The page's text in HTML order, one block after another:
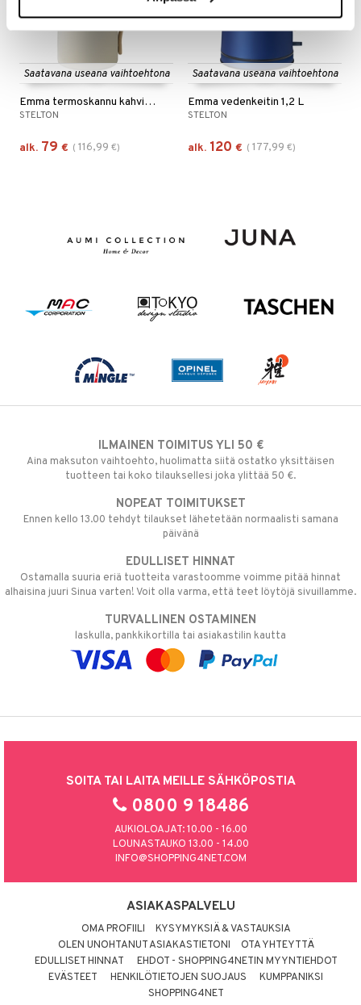
Saatavana useana vaihtoehtona
Emma termoskannu kahvi 1,2L
STELTON
alk. 79 € ( 116,99 €)
Saatavana useana vaihtoehtona
Emma vedenkeitin 1,2 L
STELTON
alk. 120 € ( 177,99 €)
ILMAINEN TOIMITUS YLI 50 €
Aina maksuton vaihtoehto, huolimatta siitä ostatko yksittäisen
tuotteen tai koko tilauksellesi joka ylittää 50 €.
NOPEAT TOIMITUKSET
Ennen kello 13.00 tehdyt tilaukset lähetetään normaalisti samana
päivänä
EDULLISET HINNAT
Ostamalla suuria eriä tuotteita varastoomme voimme pitää hinnat
alhaisina juuri Sinua varten! Voit olla varma, että teet löytöjä sivuillamme.
TURVALLINEN OSTAMINEN
laskulla, pankkikortilla tai asiakastilin kautta
SOITA TAI LAITA MEILLE SÄHKÖPOSTIA
0800 9 18486
AUKIOLOAJAT: 10.00 - 16.00
LOUNASTAUKO 13.00 - 14.00
INFO@SHOPPING4NET.COM
ASIAKASPALVELU
OMA PROFIILI
KYSYMYKSIÄ & VASTAUKSIA
OLEN UNOHTANUT ASIAKASTIETONI
OTA YHTEYTTÄ
EDULLISET HINNAT
EHDOT - SHOPPING4NETIN MYYNTIEHDOT
EVÄSTEET
HENKILÖTIETOJEN SUOJAUS
KUMPPANIKSI
SHOPPING4NET